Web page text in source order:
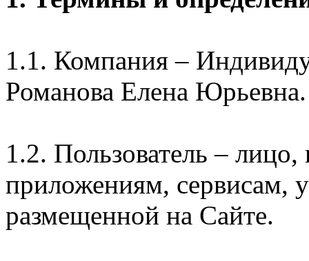
1.1. Компания –
Романова Елена Юрьевна.
1.2. Пользователь –
приложениям, сервисам,
размещенной на Сайте.